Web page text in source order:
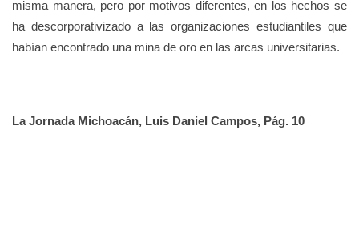
misma manera, pero por motivos diferentes, en los hechos se
ha descorporativizado a las organizaciones estudiantiles que
habían encontrado una mina de oro en las arcas universitarias.
La Jornada Michoacán, Luis Daniel Campos, Pág. 10